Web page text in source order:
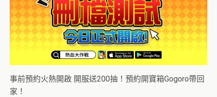
事前預約火熱開啟 開服送200抽！預約開寶箱Gogoro帶回
家！